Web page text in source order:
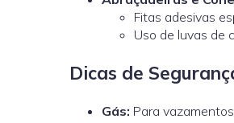
Fitas adesivas
Uso de luvas de
Dicas de
Gás: Para